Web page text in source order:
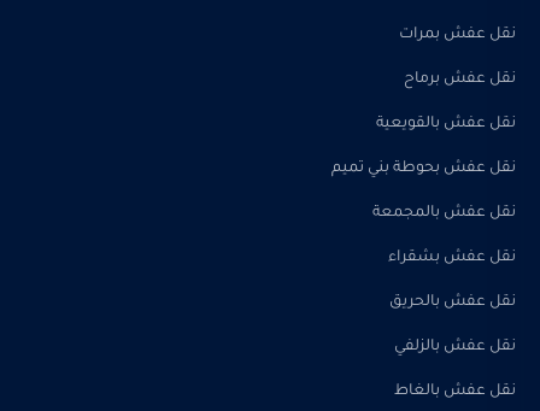
نقل عفش بمرات
نقل عفش برماح
نقل عفش بالقويعية
نقل عفش بحوطة بني تميم
نقل عفش بالمجمعة
نقل عفش بشقراء
نقل عفش بالحريق
نقل عفش بالزلفي
نقل عفش بالغاط